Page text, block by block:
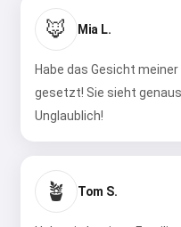
🦊 Mia L.
Habe das Gesicht
gesetzt! Sie sieht
Unglaublich!
🪴 Tom S.